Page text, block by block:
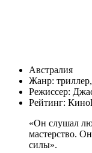
Австралия
Жанр:
Режиссер:
Рейтинг:
«Он слушал
мастерство.
силы».